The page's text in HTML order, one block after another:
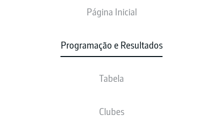
Página Inicial
Programação e Resultados
Tabela
Clubes
SVW BVB
ESCALAÇÕES